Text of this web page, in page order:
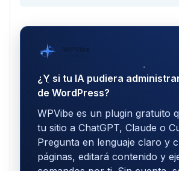
WPVibe
¿Y si tu IA pudiera
de WordPress?
WPVibe es un plugin gratuito
tu sitio a ChatGPT, Claude o
Pregunta en lenguaje claro y
páginas, editará contenido y